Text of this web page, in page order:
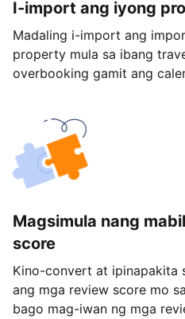
I-import ang iyong
Madaling i-import ang
property mula sa ibang
overbooking gamit ang
Magsimula nang
score
Kino-convert at ipinapakita
ang mga review score mo
bago mag-iwan ng mga